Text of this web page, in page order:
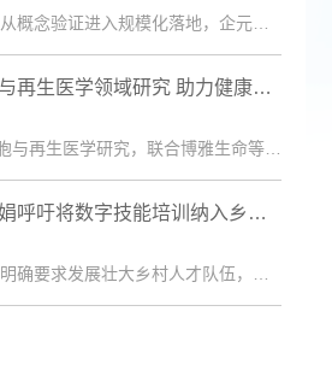
健康规划深化细胞与再生医学领域研究 助力健康中国建设
健康规划持续推进细胞与再生医学研究，联合博雅生命等机构探索技术应用，为健康管理与疾病防治注入新动力。
全国人大代表梁倩娟呼吁将数字技能培训纳入乡村振兴政策体系